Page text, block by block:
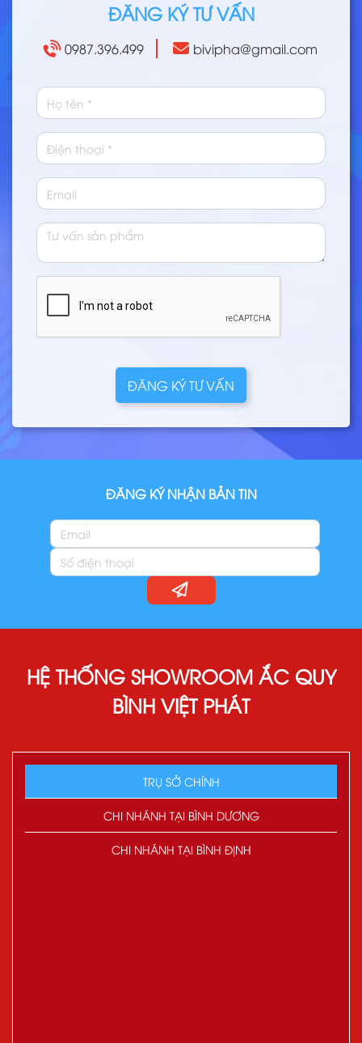
ĐĂNG KÝ TƯ VẤN
0987.396.499 bivipha@gmail.com
ĐĂNG KÝ TƯ VẤN
ĐĂNG KÝ NHẬN BẢN TIN
HỆ THỐNG SHOWROOM ẮC QUY
BÌNH VIỆT PHÁT
TRỤ SỞ CHÍNH
CHI NHÁNH TẠI BÌNH DƯƠNG
CHI NHÁNH TẠI BÌNH ĐỊNH